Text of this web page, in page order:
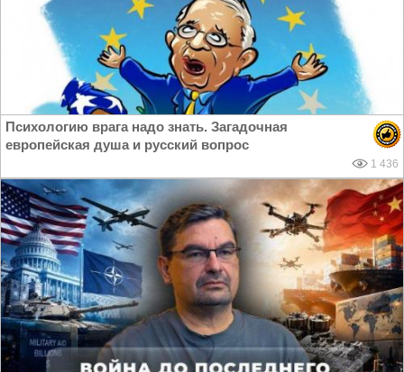
Психологию врага надо знать. Загадочная
европейская душа и русский вопрос
1 436